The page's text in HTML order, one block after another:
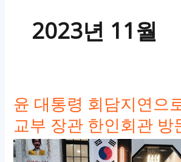
2023년 11월
윤 대통령 회담지연으
교부 장관 한인회관 방